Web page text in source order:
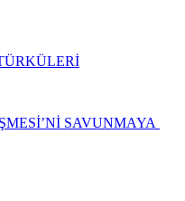
SAVUNMAYA